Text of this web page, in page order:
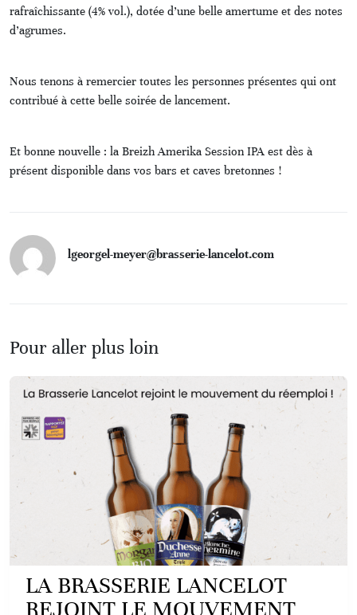
rafraîchissante (4% vol.), dotée d’une belle amertume et des notes
d’agrumes.
Nous tenons à remercier toutes les personnes présentes qui ont
contribué à cette belle soirée de lancement.
Et bonne nouvelle : la Breizh Amerika Session IPA est dès à
présent disponible dans vos bars et caves bretonnes !
lgeorgel-meyer@brasserie-lancelot.com
Pour aller plus loin
LA BRASSERIE LANCELOT